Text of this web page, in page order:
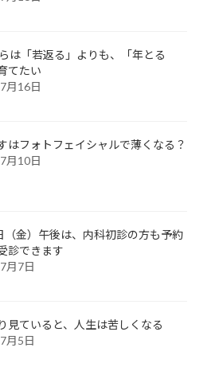
は「若返る」よりも、「年とる
てたい
月16日
はフォトフェイシャルで薄くなる？
月10日
（金）午後は、内科初診の方も予約
診できます
月7日
見ていると、人生は苦しくなる
月5日